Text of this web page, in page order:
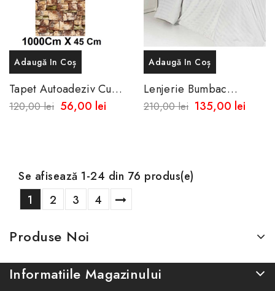
Adaugă In Coș
Tapet Autoadeziv Cu
Aspect De Piatra
Naturala10 Metri X45
120,00 lei 56,00 lei
Adaugă In Coș
Lenjerie Bumbac
Damasc 100% Micro
Satinat Alb, Pat Dublu 6
210,00 lei 135,00 lei
Se afisează 1-24 din 76 produs(e)
1
2 3 4
Produse Noi
Informatiile Magazinului